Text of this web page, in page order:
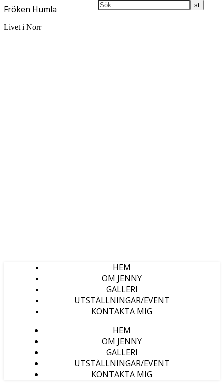
Fröken Humla
Livet i Norr
HEM
OM JENNY
GALLERI
UTSTÄLLNINGAR/EVENT
KONTAKTA MIG
HEM
OM JENNY
GALLERI
UTSTÄLLNINGAR/EVENT
KONTAKTA MIG